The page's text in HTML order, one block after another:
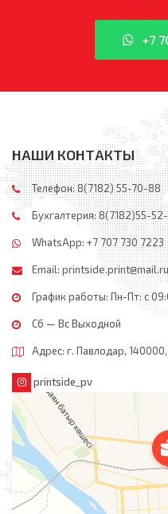
+7
НАШИ КОНТАКТЫ
Телефон: 8(7182) 55-70-88
Бухгалтерия: 8(7182)55-
WhatsApp: +7 707 730 7223
Email: printside.print@mail.ru
График работы: Пн-Пт: с
Сб — Вс Выходной
Адрес: г. Павлодар,
printside_pv